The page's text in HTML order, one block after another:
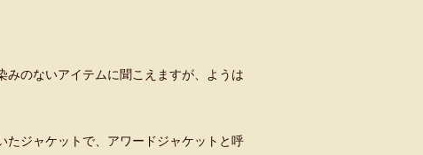
みのないアイテムに聞こえますが、ようは
たジャケットで、アワードジャケットと呼